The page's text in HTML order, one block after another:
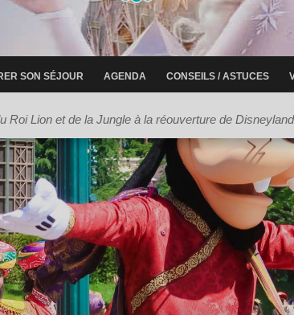
SON SÉJOUR AGENDA CONSEILS / ASTUCES
Roi Lion et de la Jungle à la réouverture de